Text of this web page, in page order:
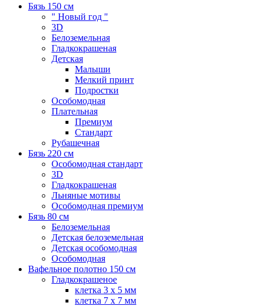
Бязь 150 см
" Новый год "
3D
Белоземельная
Гладкокрашеная
Детская
Малыши
Мелкий принт
Подростки
Особомодная
Плательная
Премиум
Стандарт
Рубашечная
Бязь 220 см
Особомодная стандарт
3D
Гладкокрашеная
Льняные мотивы
Особомодная премиум
Бязь 80 см
Белоземельная
Детская белоземельная
Детская особомодная
Особомодная
Вафельное полотно 150 см
Гладкокрашеное
клетка 3 х 5 мм
клетка 7 х 7 мм